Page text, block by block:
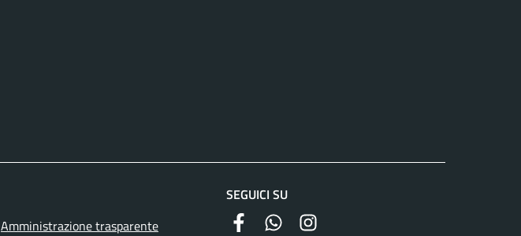
Amministrazione trasparente
SEGUICI SU
facebook whatsapp